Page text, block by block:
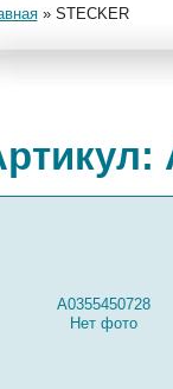
» STECKER
A0355450728
Нет фото